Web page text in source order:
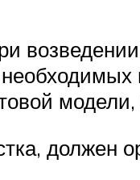
должен